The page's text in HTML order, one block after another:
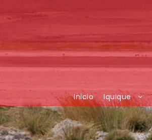
Inicio Iquique